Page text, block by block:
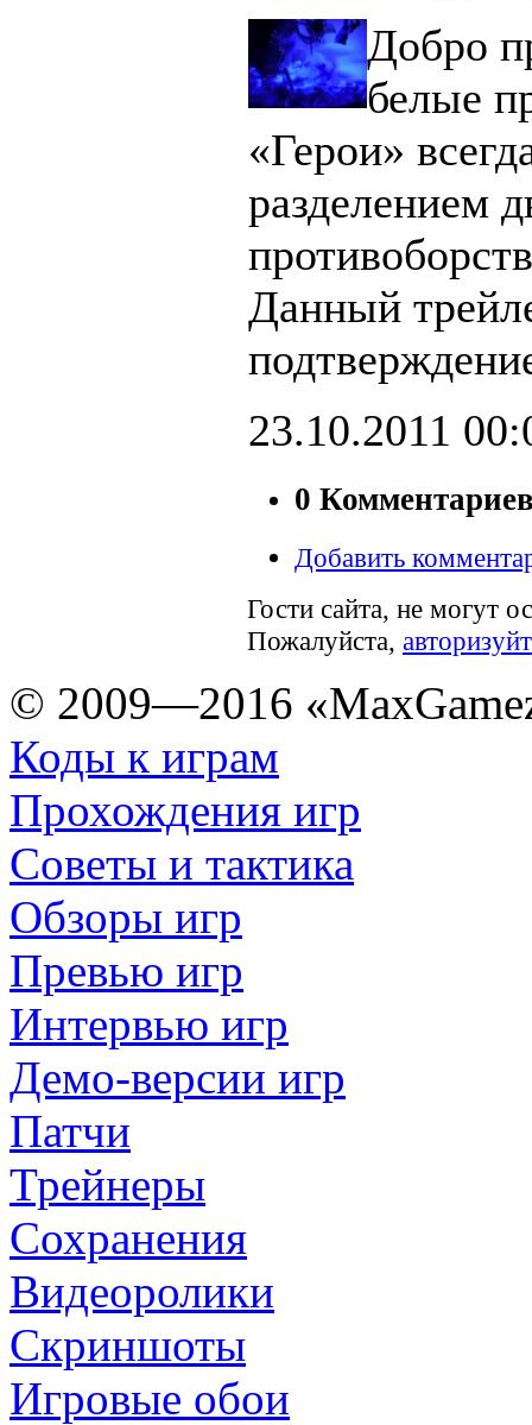
Добро
белые
«Герои»
разделением
Данный
23.10.2011
0
Добавить
Гости сайта, не могут
Пожалуйста,
© 2009—2016
Коды к играм
Прохождения игр
Советы и тактика
Обзоры игр
Превью игр
Интервью игр
Демо-версии игр
Патчи
Трейнеры
Сохранения
Видеоролики
Скриншоты
Игровые обои